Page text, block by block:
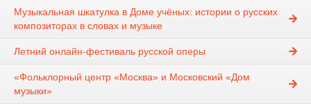
Музыкальная шкатулка в Доме учёных: истории о русских
композиторах в словах и музыке
Летний онлайн-фестиваль русской оперы
«Фольклорный центр «Москва» и Московский «Дом
музыки»